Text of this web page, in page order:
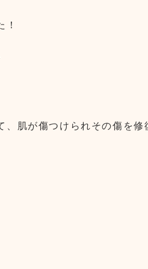
肌が傷つけられその傷を修